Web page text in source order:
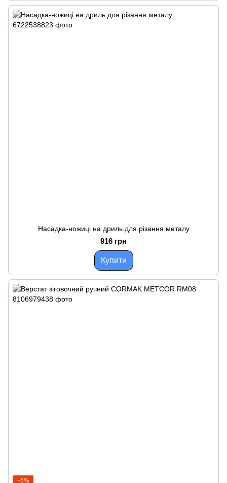
Насадка-ножиці на дриль для різання металу
916 грн
Купити
−6%